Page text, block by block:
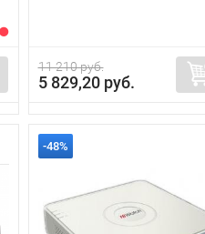
11 210 руб.
5 829,20 руб.
-48%